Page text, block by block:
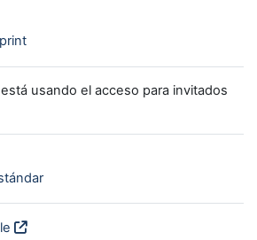
usando el acceso para invitados